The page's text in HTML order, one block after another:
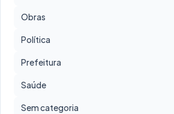
Obras
Política
Prefeitura
Saúde
Sem categoria